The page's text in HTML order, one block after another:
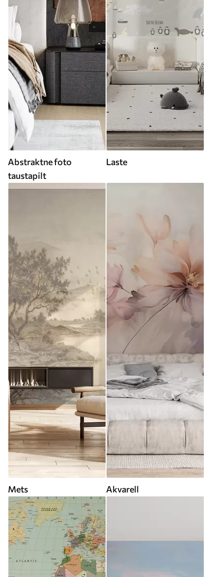
Abstraktne foto
taustapilt
Laste
Mets Akvarell